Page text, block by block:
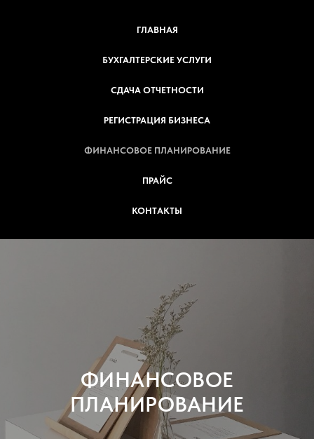
ГЛАВНАЯ
БУХГАЛТЕРСКИЕ УСЛУГИ
СДАЧА ОТЧЕТНОСТИ
РЕГИСТРАЦИЯ БИЗНЕСА
ФИНАНСОВОЕ ПЛАНИРОВАНИЕ
ПРАЙС
КОНТАКТЫ
ФИНАНСОВОЕ
ПЛАНИРОВАНИЕ